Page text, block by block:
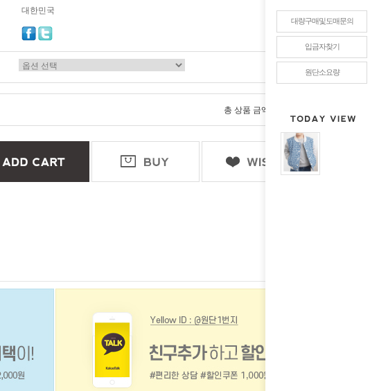
대량구매및도매문의
입금자찾기
원단소요량
대한민국
총 상품 금액